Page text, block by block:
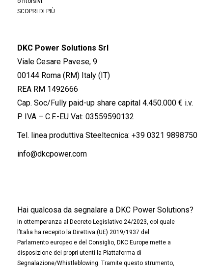
SCOPRI DI PIÙ
DKC Power Solutions Srl
Viale Cesare Pavese, 9
00144 Roma (RM) Italy (IT)
REA RM 1492666
Cap. Soc/Fully paid-up share capital 4.450.000 € i.v.
P. IVA – C.F.-EU Vat: 03559590132
Tel. linea produttiva Steeltecnica: +39 0321 9898750
info@dkcpower.com
Hai qualcosa da segnalare a DKC Power Solutions?
In ottemperanza al Decreto Legislativo 24/2023, col quale
l’Italia ha recepito la Direttiva (UE) 2019/1937 del
Parlamento europeo e del Consiglio, DKC Europe mette a
disposizione dei propri utenti la Piattaforma di
Segnalazione/Whistleblowing. Tramite questo strumento,